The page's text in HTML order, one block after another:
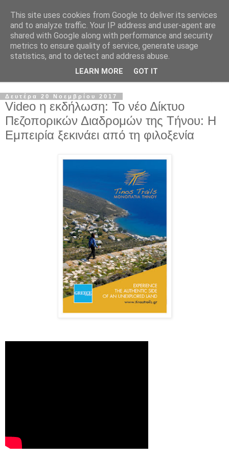
Δευτέρα 20 Νοεμβρίου 2017
Video η εκδήλωση: Το νέο Δίκτυο
Πεζοπορικών Διαδρομών της Τήνου: Η
Εμπειρία ξεκινάει από τη φιλοξενία
This site uses cookies from Google to deliver its services
and to analyze traffic. Your IP address and user-agent are
shared with Google along with performance and security
metrics to ensure quality of service, generate usage
statistics, and to detect and address abuse.
LEARN MORE GOT IT